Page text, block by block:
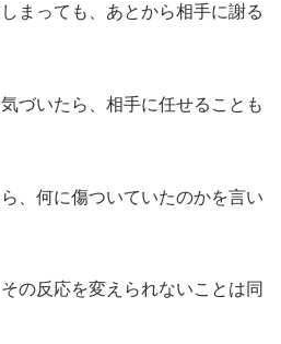
まっても、あとから相手に謝る
づいたら、相手に任せることも
、何に傷ついていたのかを言い
の反応を変えられないことは同